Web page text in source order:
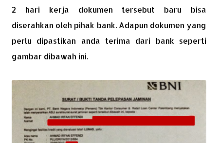
2 hari kerja dokumen tersebut baru bisa
diserahkan oleh pihak bank. Adapun dokumen yang
perlu dipastikan anda terima dari bank seperti
gambar dibawah ini.